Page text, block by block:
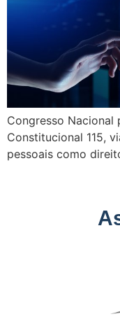
Congresso Nacional
Constitucional 115,
pessoais como